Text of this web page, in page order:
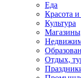
Еда
Красота и
Культура
Отдых,